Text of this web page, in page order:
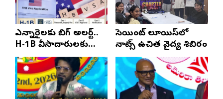
ఎన్నారైలకు బిగ్ అలర్ట్..
H-1B వీసాదారులకు
ప్రయాణ సమయంలో
స్టేటస్ ప్రూఫ్స్ తప్పనిసరి..!
సెయింట్ లూయిస్‌లో
నాట్స్ ఉచిత వైద్య శిబిరం